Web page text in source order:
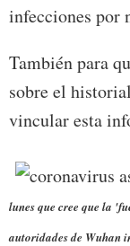
infecciones por
También para
sobre el
vincular esta
lunes que cree que la
autoridades de Wuhan